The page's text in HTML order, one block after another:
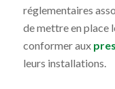
réglementaires
de mettre en place
conformer aux
leurs installations.